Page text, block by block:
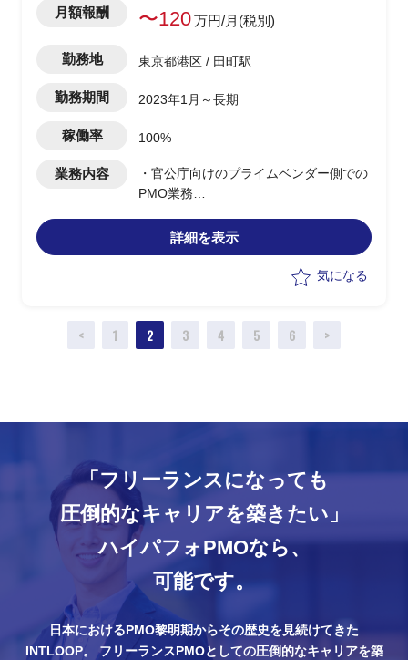
月額報酬 〜120万円/月(税別)
勤務地 東京都港区 / 田町駅
勤務期間 2023年1月～長期
稼働率 100%
業務内容
・官公庁向けのプライムベンダー側での
PMO業務
の負担軽減を目指す
・プライムベンダー側でのPMOとして各
‐WBS作成など進捗管理等各種調整
・PMの管理業務を巻き取り、課題管
詳細を表示
気になる
< 1 2 3 4 5 6 >
「フリーランスになっても
圧倒的なキャリアを築きたい」
ハイパフォPMOなら、
可能です。
日本におけるPMO黎明期からその歴史を見続けてきた
INTLOOP。
フリーランスPMOとしての圧倒的なキャリアを築